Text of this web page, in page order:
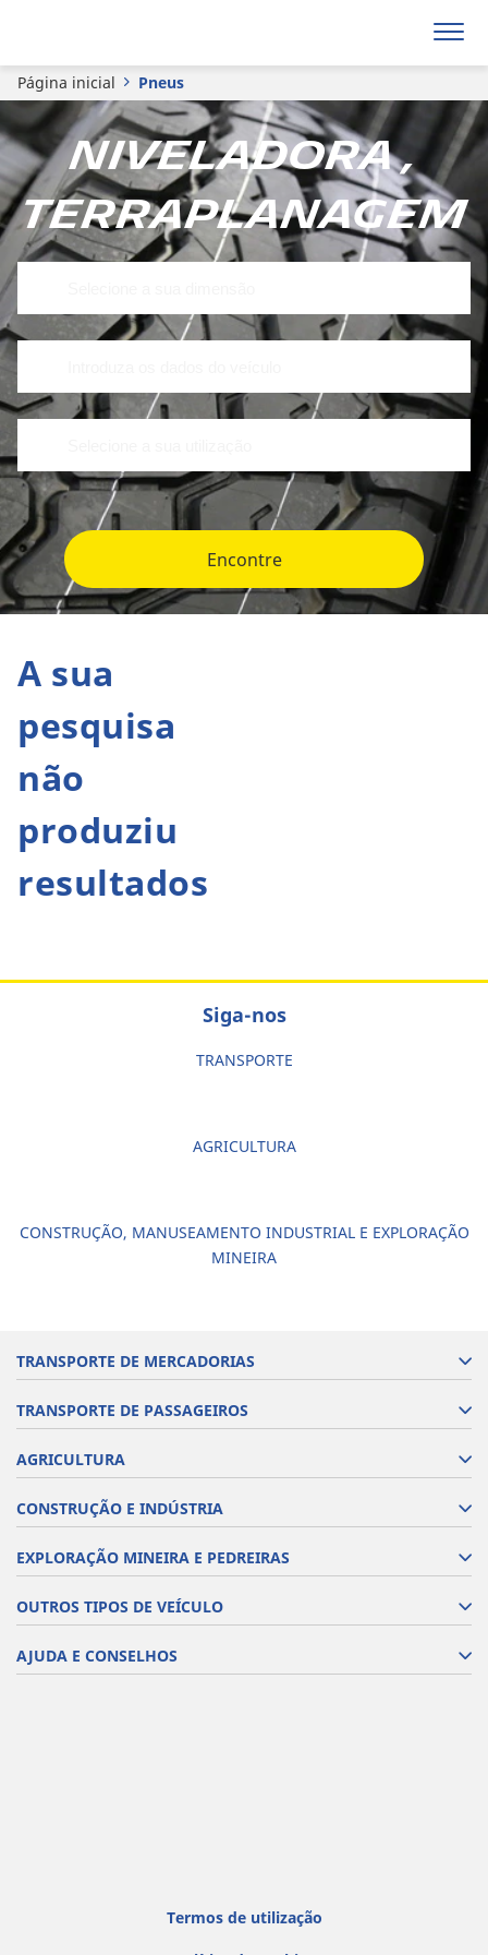
Página inicial Pneus
Niveladora ,
Terraplanagem
Encontre
A sua
pesquisa
não
produziu
resultados
Siga-nos
TRANSPORTE
AGRICULTURA
CONSTRUÇÃO, MANUSEAMENTO INDUSTRIAL E EXPLORAÇÃO
MINEIRA
TRANSPORTE DE MERCADORIAS
TRANSPORTE DE PASSAGEIROS
AGRICULTURA
CONSTRUÇÃO E INDÚSTRIA
EXPLORAÇÃO MINEIRA E PEDREIRAS
OUTROS TIPOS DE VEÍCULO
AJUDA E CONSELHOS
Termos de utilização